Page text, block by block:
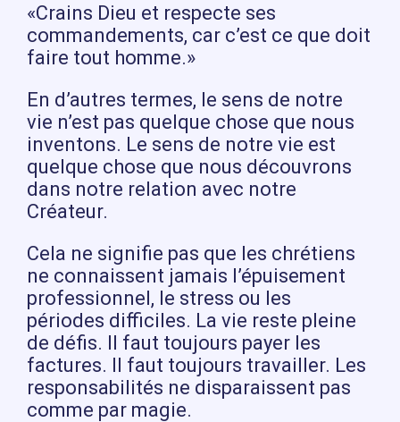
«Crains Dieu et respecte ses
commandements, car c’est ce que doit
faire tout homme.»
En d’autres termes, le sens de notre
vie n’est pas quelque chose que nous
inventons. Le sens de notre vie est
quelque chose que nous découvrons
dans notre relation avec notre
Créateur.
Cela ne signifie pas que les chrétiens
ne connaissent jamais l’épuisement
professionnel, le stress ou les
périodes difficiles. La vie reste pleine
de défis. Il faut toujours payer les
factures. Il faut toujours travailler. Les
responsabilités ne disparaissent pas
comme par magie.